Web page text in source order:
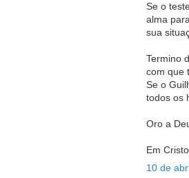
Se o
alma
sua
Termino
com que
Se o
todos os
Oro a
Em Cristo.
10 de